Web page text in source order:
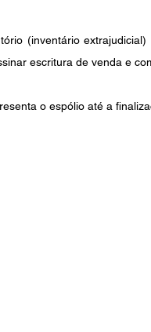
(inventário
escritura de venda e
o espólio até a